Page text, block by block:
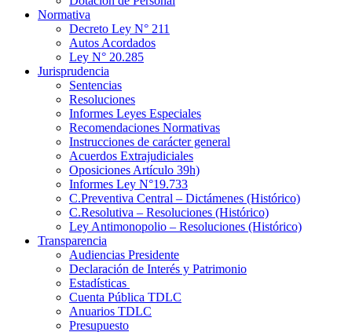
Normativa
Decreto Ley N° 211
Autos Acordados
Ley N° 20.285
Jurisprudencia
Sentencias
Resoluciones
Informes Leyes Especiales
Recomendaciones Normativas
Instrucciones de carácter general
Acuerdos Extrajudiciales
Oposiciones Artículo 39h)
Informes Ley N°19.733
C.Preventiva Central – Dictámenes (Histórico)
C.Resolutiva – Resoluciones (Histórico)
Ley Antimonopolio – Resoluciones (Histórico)
Transparencia
Audiencias Presidente
Declaración de Interés y Patrimonio
Estadísticas
Cuenta Pública TDLC
Anuarios TDLC
Presupuesto